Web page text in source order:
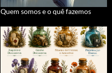
Quem somos e o quê fazemos